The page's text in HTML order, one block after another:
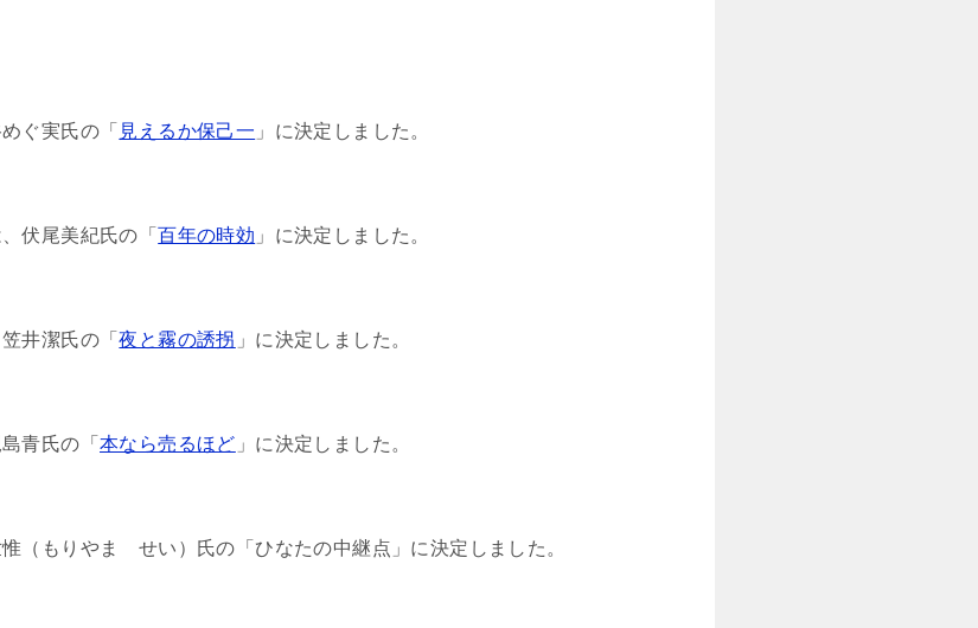
ぐ実氏の「 見えるか保己一 」に決定しました。
、伏尾美紀氏の「百年の時効 」に決定しました。
井潔氏の「夜と霧の誘拐 」に決定しました。
青氏の「本なら売るほど 」に決定しました。
（もりやま せい）氏の「ひなたの中継点」に決定しました。